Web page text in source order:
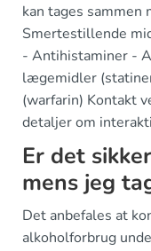
kan tages sammen
Smertestillende
- Antihistaminer -
lægemidler
(warfarin) Kontakt
detaljer om
Er det
mens jeg
Det anbefales at
alkoholforbrug